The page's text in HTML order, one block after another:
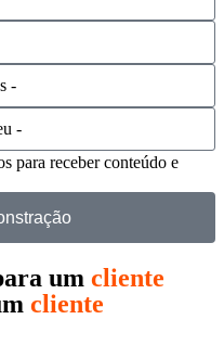
para receber conteúdo e
um cliente
cliente